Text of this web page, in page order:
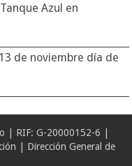
Azul en
de noviembre día de
| RIF: G-20000152-6 |
| Dirección General de